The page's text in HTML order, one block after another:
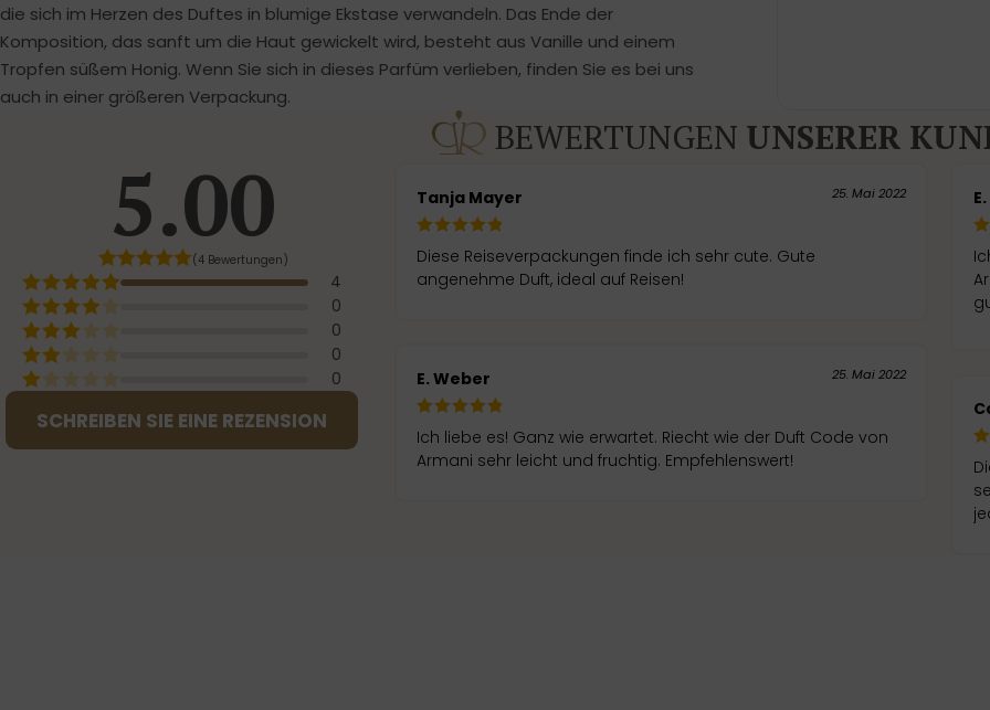
die sich im Herzen des Duftes in blumige Ekstase verwandeln. Das Ende der
Komposition, das sanft um die Haut gewickelt wird, besteht aus Vanille und einem
Tropfen süßem Honig. Wenn Sie sich in dieses Parfüm verlieben, finden Sie es bei uns
auch in einer größeren Verpackung.
BEWERTUNGEN UNSERER
5.00
(4 Bewertungen)
4
0
0
0
0
SCHREIBEN SIE EINE REZENSION
Tanja Mayer 25. Mai 2022
Diese Reiseverpackungen finde ich sehr cute. Gute
angenehme Duft, ideal auf Reisen!
E. Weber 25. Mai 2022
Ich liebe es! Ganz wie erwartet. Riecht wie der Duft Code von
Armani sehr leicht und fruchtig. Empfehlenswert!